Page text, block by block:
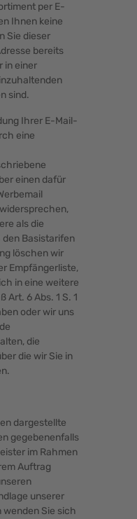
per E-
Ihnen keine
Sie dieser
bereits
in einer
sind.
Ihrer E-Mail-
eine
einen dafür
als die
Basistarifen
löschen wir
Empfängerliste,
in eine weitere
Art. 6 Abs. 1 S. 1
oder wir uns
die
die wir Sie in
dargestellte
gegebenenfalls
im Rahmen
Auftrag
unserer
Sie sich